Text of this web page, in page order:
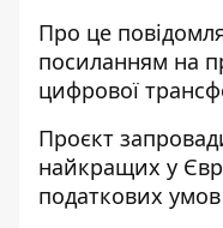
Про це
посиланням на
цифрової
Проєкт
найкращих у
податкових умов